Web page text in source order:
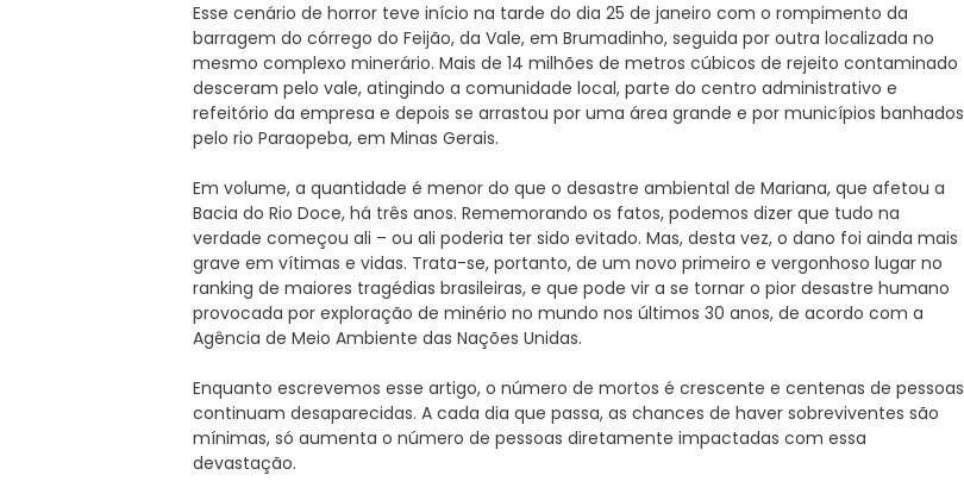
Esse cenário de horror teve início na tarde do dia 25 de janeiro com o rompimento da
barragem do córrego do Feijão, da Vale, em Brumadinho, seguida por outra localizada no
mesmo complexo minerário. Mais de 14 milhões de metros cúbicos de rejeito contaminado
desceram pelo vale, atingindo a comunidade local, parte do centro administrativo e
refeitório da empresa e depois se arrastou por uma área grande e por municípios banhados
pelo rio Paraopeba, em Minas Gerais.
Em volume, a quantidade é menor do que o desastre ambiental de Mariana, que afetou a
Bacia do Rio Doce, há três anos. Rememorando os fatos, podemos dizer que tudo na
verdade começou ali – ou ali poderia ter sido evitado. Mas, desta vez, o dano foi ainda mais
grave em vítimas e vidas. Trata-se, portanto, de um novo primeiro e vergonhoso lugar no
ranking de maiores tragédias brasileiras, e que pode vir a se tornar o pior desastre humano
provocada por exploração de minério no mundo nos últimos 30 anos, de acordo com a
Agência de Meio Ambiente das Nações Unidas.
Enquanto escrevemos esse artigo, o número de mortos é crescente e centenas de pessoas
continuam desaparecidas. A cada dia que passa, as chances de haver sobreviventes são
mínimas, só aumenta o número de pessoas diretamente impactadas com essa
devastação.